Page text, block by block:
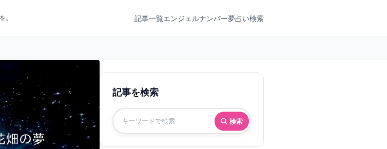
。 記事一覧エンジェルナンバー夢占い検索
記事を検索
検索